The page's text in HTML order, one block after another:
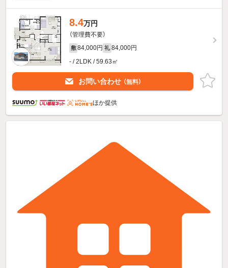
8.4万円
（管理費不要）
敷 84,000円 礼 84,000円
- / 2LDK / 59.63㎡
お問い合わせ （無料）
ほか提供